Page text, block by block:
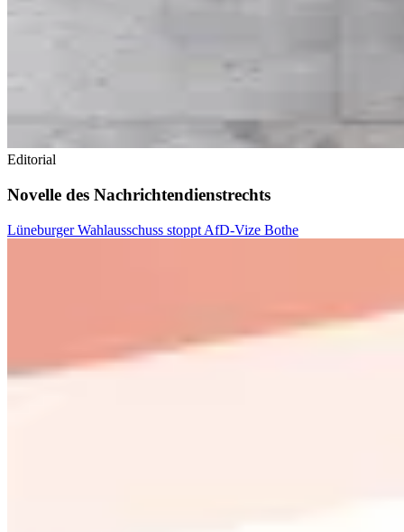
Editorial
Novelle des Nachrichtendienstrechts
Lüneburger Wahlausschuss stoppt AfD-Vize Bothe